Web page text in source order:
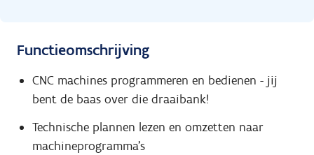
Functieomschrijving
CNC machines programmeren en bedienen - jij
bent de baas over die draaibank!
Technische plannen lezen en omzetten naar
machineprogramma's